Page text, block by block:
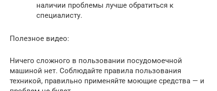
наличии проблемы лучше обратиться к
специалисту.
Полезное видео:
Ничего сложного в пользовании посудомоечной
машиной нет. Соблюдайте правила пользования
техникой, правильно применяйте моющие средства — и